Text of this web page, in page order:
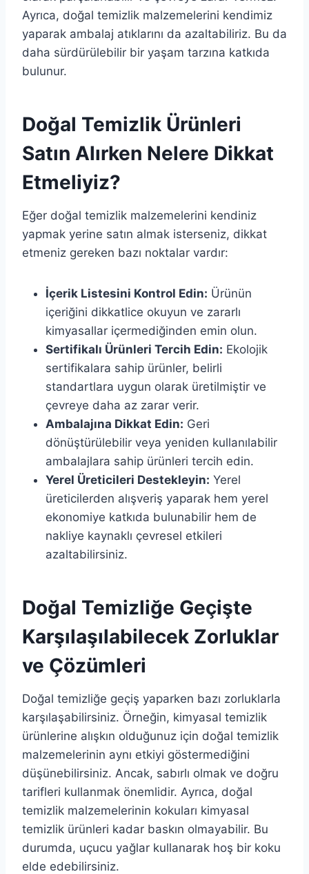
Ayrıca, doğal temizlik malzemelerini kendimiz
yaparak ambalaj atıklarını da azaltabiliriz. Bu da
daha sürdürülebilir bir yaşam tarzına katkıda
bulunur.
Doğal Temizlik Ürünleri
Satın Alırken Nelere Dikkat
Etmeliyiz?
Eğer doğal temizlik malzemelerini kendiniz
yapmak yerine satın almak isterseniz, dikkat
etmeniz gereken bazı noktalar vardır:
İçerik Listesini Kontrol Edin: Ürünün
içeriğini dikkatlice okuyun ve zararlı
kimyasallar içermediğinden emin olun.
Sertifikalı Ürünleri Tercih Edin: Ekolojik
sertifikalara sahip ürünler, belirli
standartlara uygun olarak üretilmiştir ve
çevreye daha az zarar verir.
Ambalajına Dikkat Edin: Geri
dönüştürülebilir veya yeniden kullanılabilir
ambalajlara sahip ürünleri tercih edin.
Yerel Üreticileri Destekleyin: Yerel
üreticilerden alışveriş yaparak hem yerel
ekonomiye katkıda bulunabilir hem de
nakliye kaynaklı çevresel etkileri
azaltabilirsiniz.
Doğal Temizliğe Geçişte
Karşılaşılabilecek Zorluklar
ve Çözümleri
Doğal temizliğe geçiş yaparken bazı zorluklarla
karşılaşabilirsiniz. Örneğin, kimyasal temizlik
ürünlerine alışkın olduğunuz için doğal temizlik
malzemelerinin aynı etkiyi göstermediğini
düşünebilirsiniz. Ancak, sabırlı olmak ve doğru
tarifleri kullanmak önemlidir. Ayrıca, doğal
temizlik malzemelerinin kokuları kimyasal
temizlik ürünleri kadar baskın olmayabilir. Bu
durumda, uçucu yağlar kullanarak hoş bir koku
elde edebilirsiniz.